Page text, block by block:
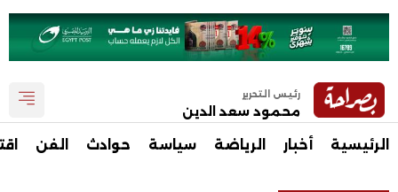
رئيس التحرير
محمود سعد الدين
الرئيسية أخبار الرياضة سياسة حوادث الفن